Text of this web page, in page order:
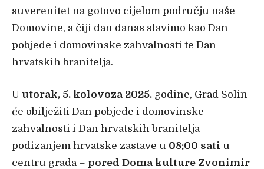
suverenitet na gotovo cijelom području naše
Domovine, a čiji dan danas slavimo kao Dan
pobjede i domovinske zahvalnosti te Dan
hrvatskih branitelja.
U utorak, 5. kolovoza 2025. godine, Grad Solin
će obilježiti Dan pobjede i domovinske
zahvalnosti i Dan hrvatskih branitelja
podizanjem hrvatske zastave u 08:00 sati u
centru grada – pored Doma kulture Zvonimir